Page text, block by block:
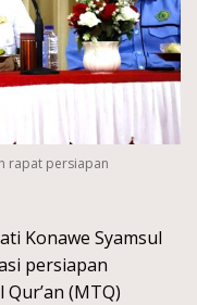
rapat persiapan
Konawe Syamsul
persiapan
(MTQ)